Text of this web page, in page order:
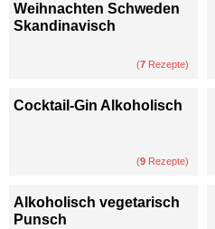
Weihnachten Schweden
Skandinavisch
(7 Rezepte)
Cocktail-Gin Alkoholisch
(9 Rezepte)
Alkoholisch vegetarisch
Punsch